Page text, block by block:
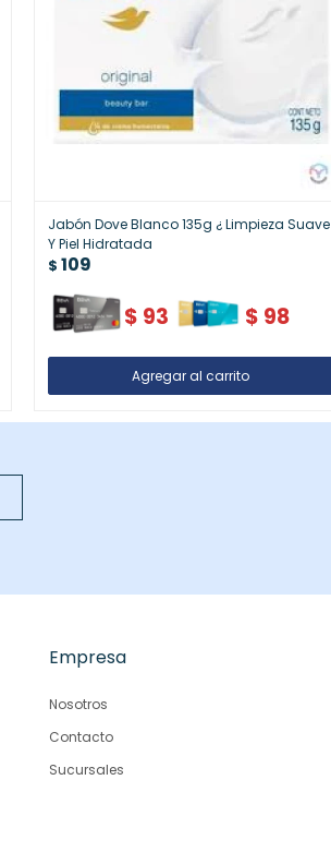
Jabón Dove Blanco 135g ¿ Limpieza Suave
Y Piel Hidratada
$ 109
$ 93 $ 98
Empresa
Nosotros
Contacto
Sucursales